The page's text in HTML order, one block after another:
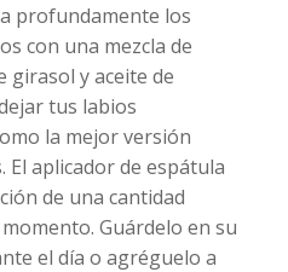
profundamente los
con una mezcla de
girasol y aceite de
tus labios
la mejor versión
El aplicador de espátula
de una cantidad
Guárdelo en su
el día o agréguelo a